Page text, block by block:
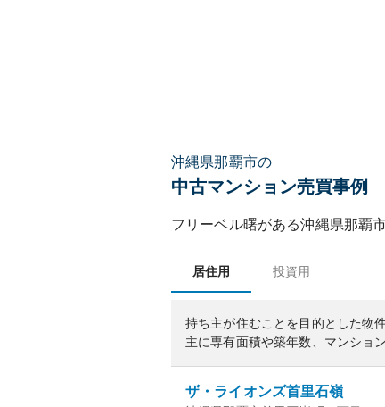
沖縄県那覇市の
中古マンション売買事例
フリーベル曙がある沖縄県那覇
居住用 投資用
持ち主が住むことを目的とした物
主に専有面積や築年数、マンショ
ザ・ライオンズ首里石嶺